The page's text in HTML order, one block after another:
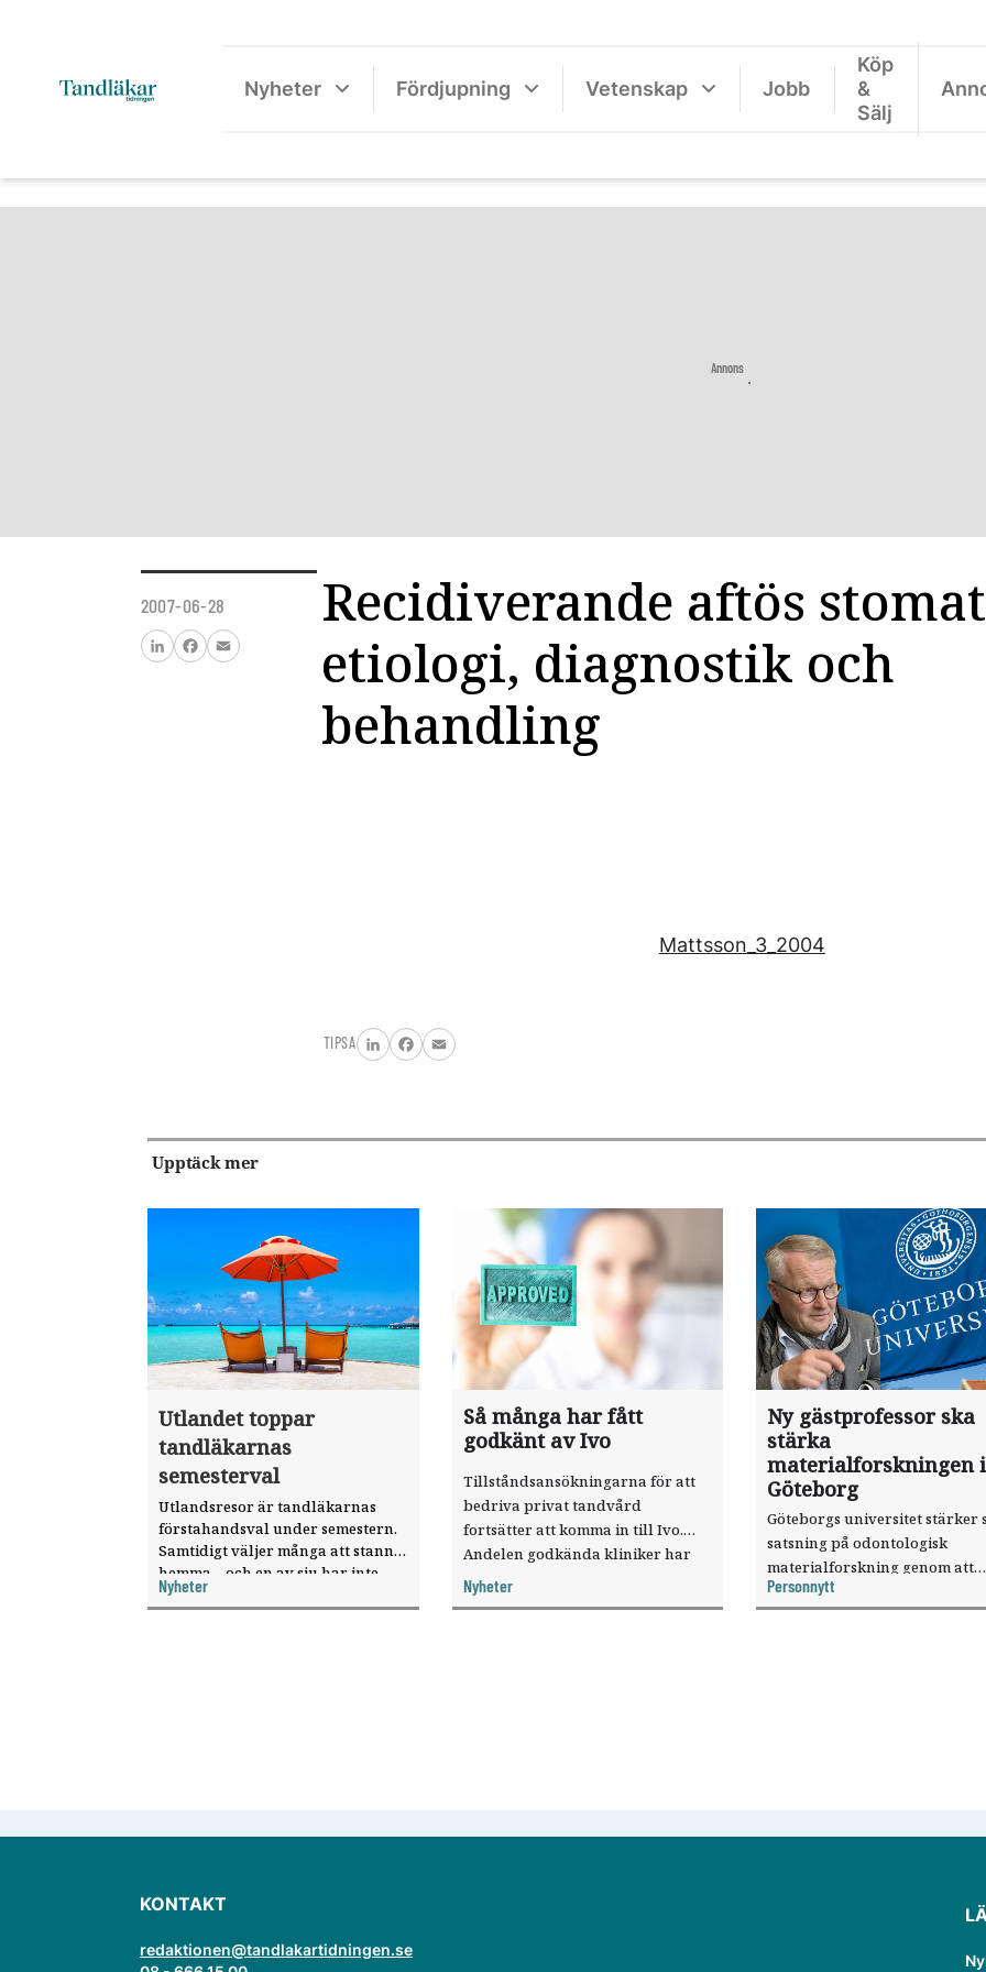
Nyheter Fördjupning Vetenskap Jobb
Köp
&
Sälj
Annons
2007-06-28
FacebookEmail
Recidiverande aftös
etiologi, diagnostik och
behandling
Mattsson_3_2004
TIPSA
LinkedInFacebook
Email
Upptäck mer
Utlandet toppar
tandläkarnas
semesterval
Utlandsresor är tandläkarnas
förstahandsval under semestern.
Samtidigt väljer många att stanna
hemma – och en av sju har inte
haft någon sommarledighet alls,
enligt "månadens fråga".
Nyheter
Så många har fått
godkänt av Ivo
Tillståndsansökningarna för att
bedriva privat tandvård
fortsätter att komma in till Ivo.
Andelen godkända kliniker har
ökat, visar nya siffror.
Nyheter
Ny gästprofessor ska
stärka
materialforskningen i
Göteborg
Göteborgs universitet stärker
satsning på odontologisk
materialforskning genom att
knyta forskaren Pekka
verksamheten som
Personnytt
KONTAKT
redaktionen@tandlakartidningen.se